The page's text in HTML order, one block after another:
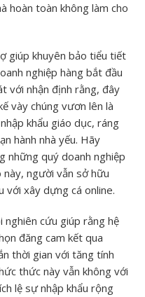
hoàn toàn không làm cho
giúp khuyên bảo tiểu tiết
nghiệp hàng bắt đầu
với nhận định rằng, đây
vày chúng vươn lên là
khẩu giáo dục, ráng
hành nhà yếu. Hãy
quý doanh nghiệp
này, người vẫn sở hữu
với xây dựng cá online.
cứu giúp rằng hệ
đăng cam kết qua
thời gian với tăng tính
thức này vẫn không với
lệ sự nhập khẩu rộng